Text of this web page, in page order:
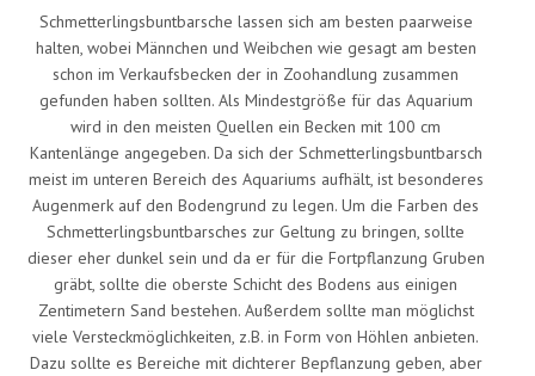
Schmetterlingsbuntbarsche lassen sich am besten paarweise
halten, wobei Männchen und Weibchen wie gesagt am besten
schon im Verkaufsbecken der in Zoohandlung zusammen
gefunden haben sollten. Als Mindestgröße für das Aquarium
wird in den meisten Quellen ein Becken mit 100 cm
Kantenlänge angegeben. Da sich der Schmetterlingsbuntbarsch
meist im unteren Bereich des Aquariums aufhält, ist besonderes
Augenmerk auf den Bodengrund zu legen. Um die Farben des
Schmetterlingsbuntbarsches zur Geltung zu bringen, sollte
dieser eher dunkel sein und da er für die Fortpflanzung Gruben
gräbt, sollte die oberste Schicht des Bodens aus einigen
Zentimetern Sand bestehen. Außerdem sollte man möglichst
viele Versteckmöglichkeiten, z.B. in Form von Höhlen anbieten.
Dazu sollte es Bereiche mit dichterer Bepflanzung geben, aber